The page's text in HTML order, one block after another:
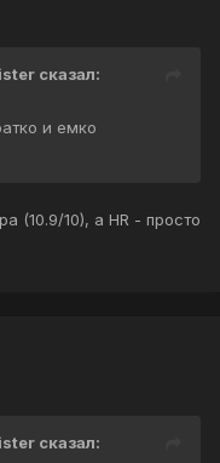
сказал:
и емко
(10.9/10), а HR - просто
сказал: